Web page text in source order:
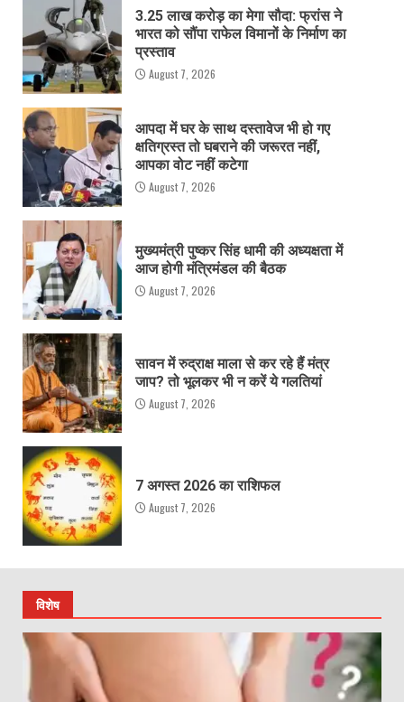
3.25 लाख करोड़ का मेगा सौदा: फ्रांस ने
भारत को सौंपा राफेल विमानों के निर्माण का
प्रस्ताव
August 7, 2026
आपदा में घर के साथ दस्तावेज भी हो गए
क्षतिग्रस्त तो घबराने की जरूरत नहीं,
आपका वोट नहीं कटेगा
August 7, 2026
मुख्यमंत्री पुष्कर सिंह धामी की अध्यक्षता में
आज होगी मंत्रिमंडल की बैठक
August 7, 2026
सावन में रुद्राक्ष माला से कर रहे हैं मंत्र
जाप? तो भूलकर भी न करें ये गलतियां
August 7, 2026
7 अगस्त 2026 का राशिफल
August 7, 2026
विशेष